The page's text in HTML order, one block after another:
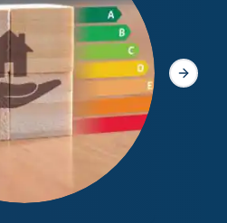
Slide